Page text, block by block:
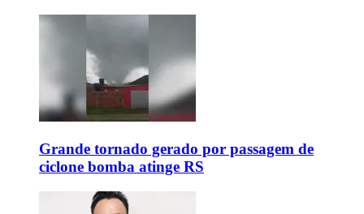
Grande tornado gerado por passagem de
ciclone bomba atinge RS